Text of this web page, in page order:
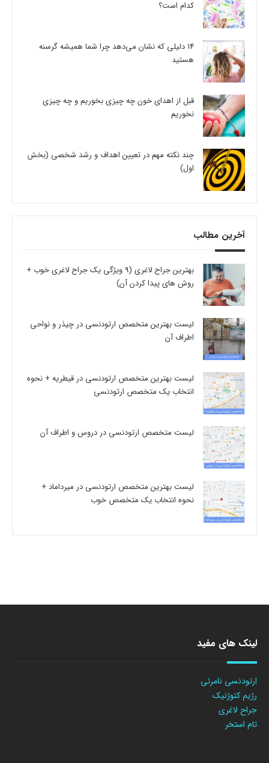
کدام است؟
14 دلیلی که نشان می‌دهد چرا شما همیشه گرسنه
هستید
قبل از اهدای خون چه چیزی بخوریم و چه چیزی
نخوریم
چند نکته مهم در تعیین اهداف و رشد شخصی (بخش
اول)
آخرین مطالب
بهترین جراح لاغری (9 ویژگی یک جراح لاغری خوب +
روش های پیدا کردن آن)
لیست بهترین متخصص ارتودنسی در چیذر و نواحی
اطراف آن
لیست بهترین متخصص ارتودنسی در قیطریه + نحوه
انتخاب یک متخصص ارتودنسی
لیست متخصص ارتودنسی در دروس و اطراف آن
لیست بهترین متخصص ارتودنسی در میرداماد +
نحوه انتخاب یک متخصص خوب
لینک های مفید
ارتودنسی نامرئی
رژیم کتوژنیک
جراح لاغری
تام استخر